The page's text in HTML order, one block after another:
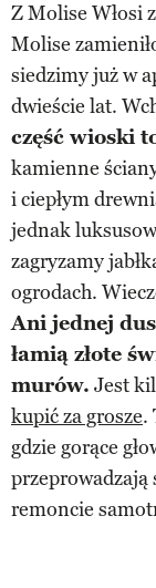
Z Molise Włosi
Molise
siedzimy już w
dwieście lat.
część wioski
kamienne
i ciepłym
jednak
zagryzamy
ogrodach.
Ani jednej
łamią złote
murów. Jest
kupić za grosze.
gdzie gorące
przeprowadzają
remoncie